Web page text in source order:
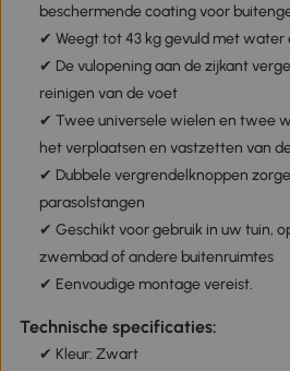
beschermende coating voor
✔ Weegt tot 43 kg gevuld met water
✔ De vulopening aan de zijkant
reinigen van de voet
✔ Twee universele wielen en twee
het verplaatsen en vastzetten van
✔ Dubbele vergrendelknoppen
parasolstangen
✔ Geschikt voor gebruik in uw tuin,
zwembad of andere buitenruimtes
✔ Eenvoudige montage vereist.
Technische specificaties:
✔ Kleur: Zwart